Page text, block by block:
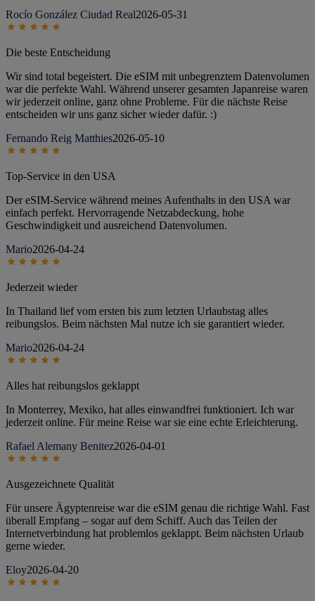
Rocío González Ciudad Real2026-05-31
Die beste Entscheidung
Wir sind total begeistert. Die eSIM mit unbegrenztem Datenvolumen
war die perfekte Wahl. Während unserer gesamten Japanreise waren
wir jederzeit online, ganz ohne Probleme. Für die nächste Reise
entscheiden wir uns ganz sicher wieder dafür. :)
Fernando Reig Matthies2026-05-10
Top-Service in den USA
Der eSIM-Service während meines Aufenthalts in den USA war
einfach perfekt. Hervorragende Netzabdeckung, hohe
Geschwindigkeit und ausreichend Datenvolumen.
Mario2026-04-24
Jederzeit wieder
In Thailand lief vom ersten bis zum letzten Urlaubstag alles
reibungslos. Beim nächsten Mal nutze ich sie garantiert wieder.
Mario2026-04-24
Alles hat reibungslos geklappt
In Monterrey, Mexiko, hat alles einwandfrei funktioniert. Ich war
jederzeit online. Für meine Reise war sie eine echte Erleichterung.
Rafael Alemany Benitez2026-04-01
Ausgezeichnete Qualität
Für unsere Ägyptenreise war die eSIM genau die richtige Wahl. Fast
überall Empfang – sogar auf dem Schiff. Auch das Teilen der
Internetverbindung hat problemlos geklappt. Beim nächsten Urlaub
gerne wieder.
Eloy2026-04-20